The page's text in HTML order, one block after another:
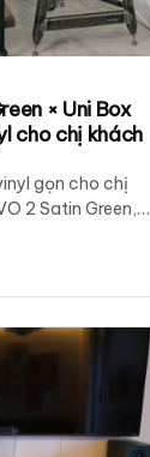
× Uni Box
cho chị khách
gọn cho chị
2 Satin Green,
3 và chân Solid
phono rời.